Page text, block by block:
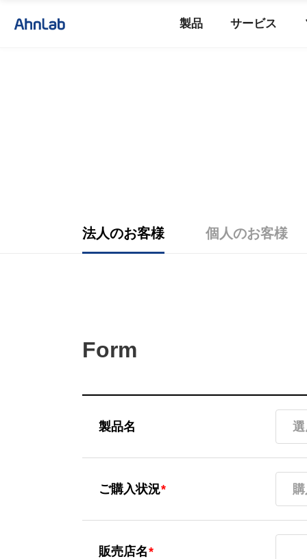
製品 サービス
法人のお客様 個人のお客様
Form
製品名
ご購入状況*
販売店名*
販売店名